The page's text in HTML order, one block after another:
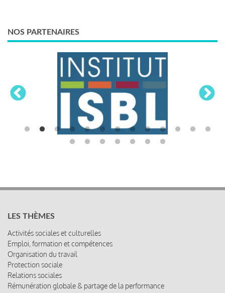
NOS PARTENAIRES
LES THÈMES
Activités sociales et culturelles
Emploi, formation et compétences
Organisation du travail
Protection sociale
Relations sociales
Rémunération globale & partage de la performance